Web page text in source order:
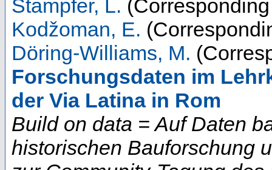
Stampfer, L.
Kodžoman, E.
Döring-Williams, M.
Forschungsdaten im
der Via Latina in Rom
Build on data = Auf Daten
historischen Bauforschung